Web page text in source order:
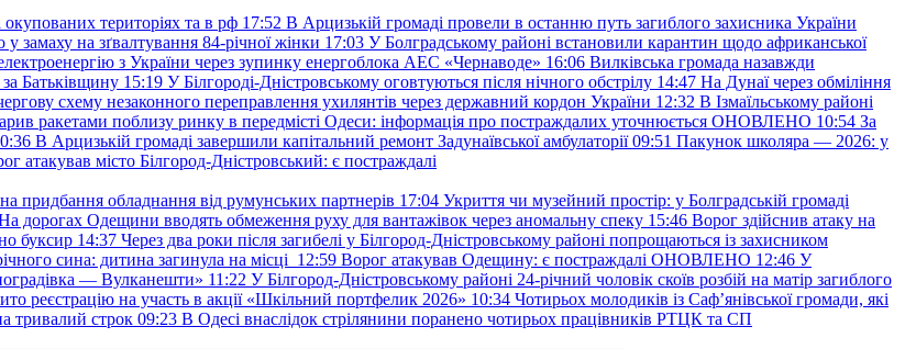
територіях та в рф 17:52 В Арцизькій громаді провели в останню путь загиблого захисника України
замаху на зґвалтування 84-річної жінки 17:03 У Болградському районі встановили карантин щодо африканської
з України через зупинку енергоблока АЕС «Чернаводе» 16:06 Вилківська громада назавжди
Батьківщину 15:19 У Білгороді-Дністровському оговтуються після нічного обстрілу 14:47 На Дунаї через обміління
схему незаконного переправлення ухилянтів через державний кордон України 12:32 В Ізмаїльському районі
ракетами поблизу ринку в передмісті Одеси: інформація про постраждалих уточнюється ОНОВЛЕНО 10:54 За
В Арцизькій громаді завершили капітальний ремонт Задунаївської амбулаторії 09:51 Пакунок школяра — 2026: у
атакував місто Білгород-Дністровський: є постраждалі
придбання обладнання від румунських партнерів 17:04 Укриття чи музейний простір: у Болградській громаді
дорогах Одещини вводять обмеження руху для вантажівок через аномальну спеку 15:46 Ворог здійснив атаку на
буксир 14:37 Через два роки після загибелі у Білгород-Дністровському районі попрощаються із захисником
сина: дитина загинула на місці 12:59 Ворог атакував Одещину: є постраждалі ОНОВЛЕНО 12:46 У
— Вулканешти» 11:22 У Білгород-Дністровському районі 24-річний чоловік скоїв розбій на матір загиблого
реєстрацію на участь в акції «Шкільний портфелик 2026» 10:34 Чотирьох молодиків із Саф’янівської громади, які
тривалий строк 09:23 В Одесі внаслідок стрілянини поранено чотирьох працівників РТЦК та СП